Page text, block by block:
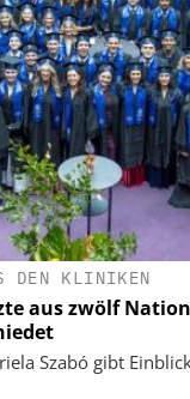
DEN KLINIKEN
aus zwölf
Szabó gibt